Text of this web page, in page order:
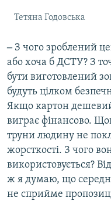
Тетяна Годовська
‒З чого зроблений
або хоча б ДСТУ? З
бути виготовлений
будуть цілком
Якщо картон
виграє фінансово.
труни людину не
жорсткості. З чого
використовується?
ж я думаю, що
не сприйме